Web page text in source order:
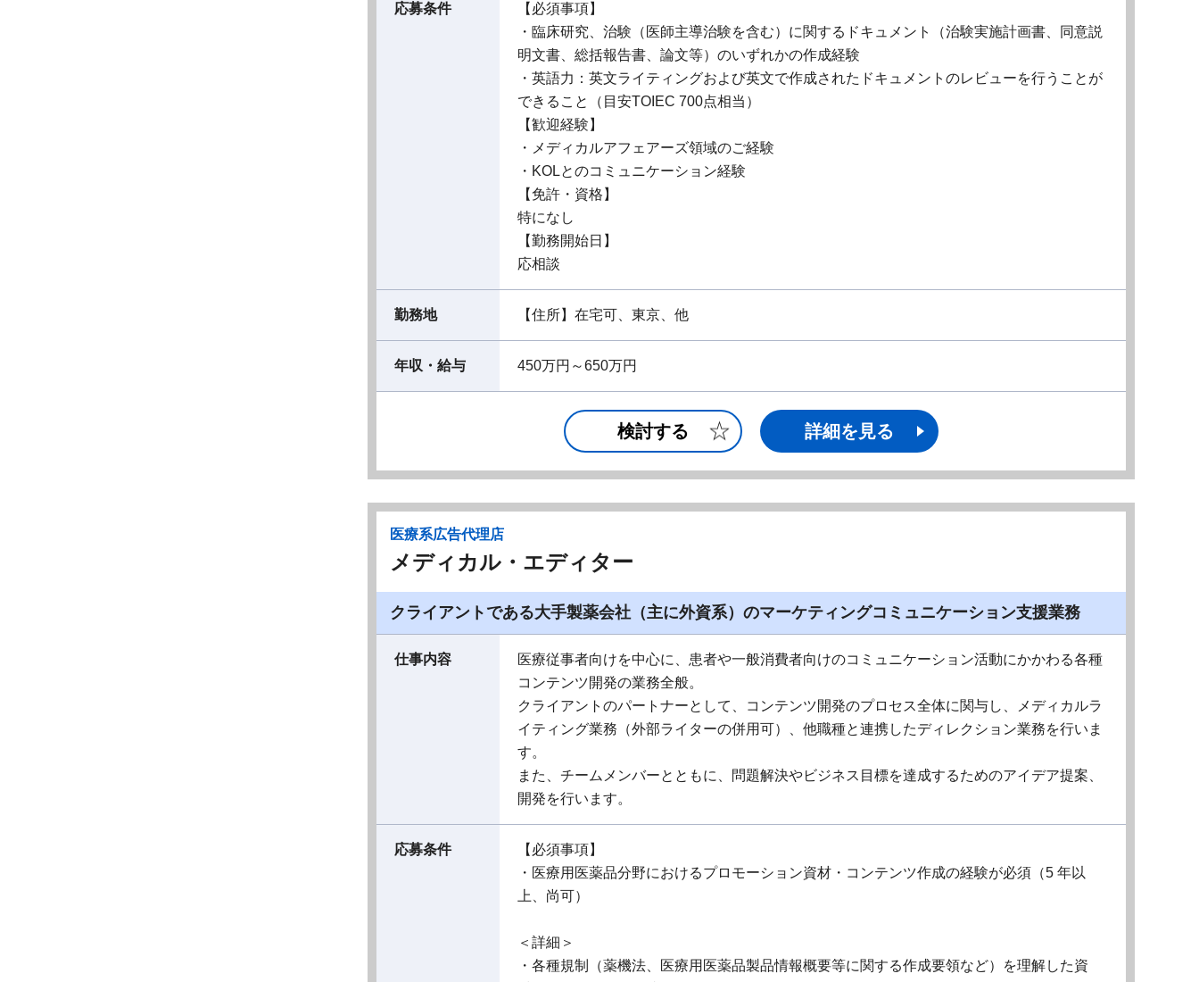
応募条件
【必須事項】
・臨床研究、治験（医師主導治験を含む）に関するドキュメント（治験実施計画書、同意説
明文書、総括報告書、論文等）のいずれかの作成経験
・英語力：英文ライティングおよび英文で作成されたドキュメントのレビューを行うことが
できること（目安TOIEC 700点相当）
【歓迎経験】
・メディカルアフェアーズ領域のご経験
・KOLとのコミュニケーション経験
【免許・資格】
特になし
【勤務開始日】
応相談
勤務地 【住所】在宅可、東京、他
年収・給与 450万円～650万円
検討する 詳細を見る
医療系広告代理店
メディカル・エディター
クライアントである大手製薬会社（主に外資系）のマーケティングコミュニケーション支援業務
仕事内容
医療従事者向けを中心に、患者や一般消費者向けのコミュニケーション活動にかかわる各種
コンテンツ開発の業務全般。
クライアントのパートナーとして、コンテンツ開発のプロセス全体に関与し、メディカルラ
イティング業務（外部ライターの併用可）、他職種と連携したディレクション業務を行いま
す。
また、チームメンバーとともに、問題解決やビジネス目標を達成するためのアイデア提案、
開発を行います。
応募条件
【必須事項】
・医療用医薬品分野におけるプロモーション資材・コンテンツ作成の経験が必須（5 年以
上、尚可）
＜詳細＞
・各種規制（薬機法、医療用医薬品製品情報概要等に関する作成要領など）を理解した資